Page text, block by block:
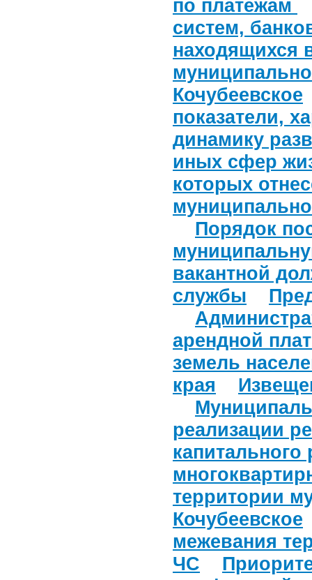
по платежам
систем,
находящихся
Кочубеевское
показатели,
динамику
иных сфер
которых
Порядок
вакантной
службы
арендной
земель
края
реализации
территории
Кочубеевское
межевания
ЧС